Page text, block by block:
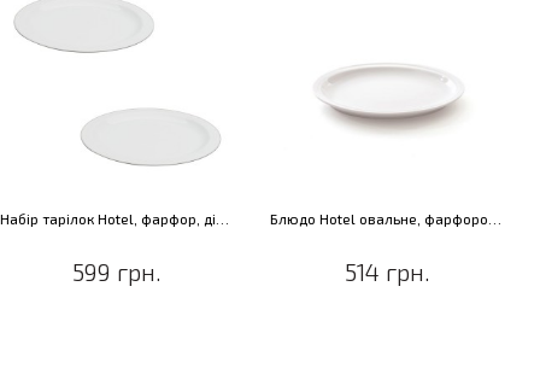
599 грн. 514 грн.